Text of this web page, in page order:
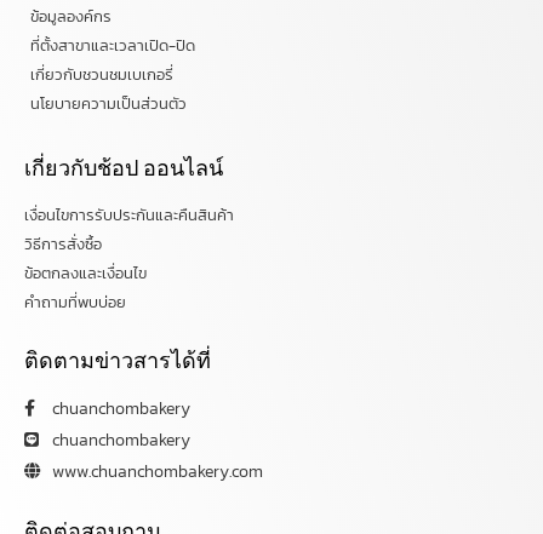
ข้อมูลองค์กร
ที่ตั้งสาขาและเวลาเปิด-ปิด
เกี่ยวกับชวนชมเบเกอรี่
นโยบายความเป็นส่วนตัว
เกี่ยวกับช้อป ออนไลน์
เงื่อนไขการรับประกันและคืนสินค้า
วิธีการสั่งซื้อ
ข้อตกลงและเงื่อนไข
คำถามที่พบบ่อย
ติดตามข่าวสารได้ที่
chuanchombakery
chuanchombakery
www.chuanchombakery.com